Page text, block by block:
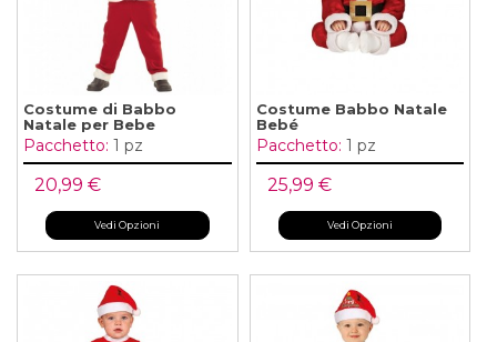
Costume di Babbo
Natale per Bebe
Pacchetto: 1 pz
20,99 €
Vedi Opzioni
Costume Babbo Natale
Bebé
Pacchetto: 1 pz
25,99 €
Vedi Opzioni